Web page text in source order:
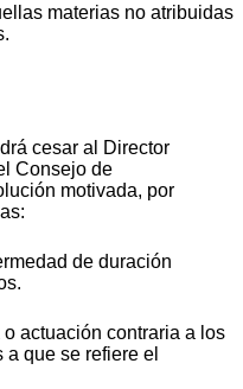
materias no atribuidas
cesar al Director
Consejo de
motivada, por
de duración
actuación contraria a los
que se refiere el